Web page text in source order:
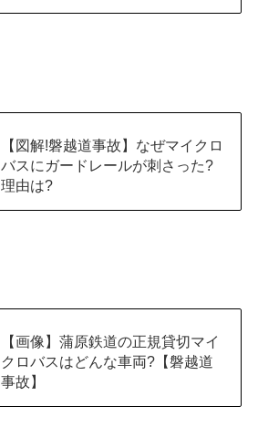
【図解!磐越道事故】なぜマイクロ
バスにガードレールが刺さった?
理由は?
【画像】蒲原鉄道の正規貸切マイ
クロバスはどんな車両?【磐越道
事故】